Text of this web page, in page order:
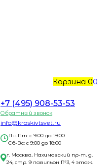
Корзина 00
+7 (495) 908-53-53
Обратный звонок
info@kraskivtsvet.ru
Пн-Пт: с 9:00 до 19:00
Сб-Вс: с 9:00 до 18:00
г. Москва, Нахимовский пр-т, д.
24, стр. 9 павильон №3, 4 этаж.